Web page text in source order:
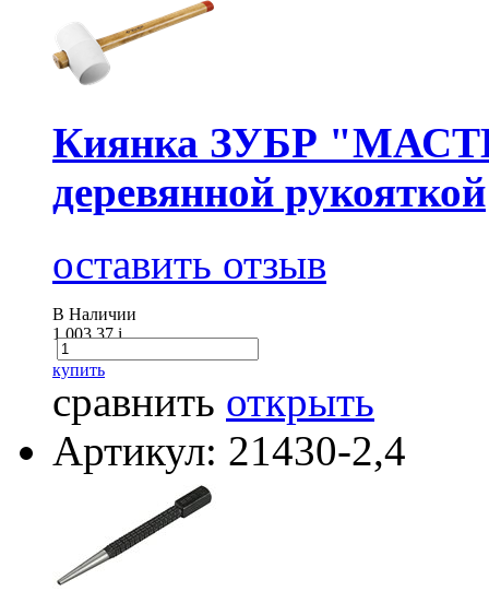
Киянка ЗУБР
деревянной рукояткой
оставить отзыв
В Наличии
1 003.37i
купить
сравнить открыть
Артикул: 21430-2,4